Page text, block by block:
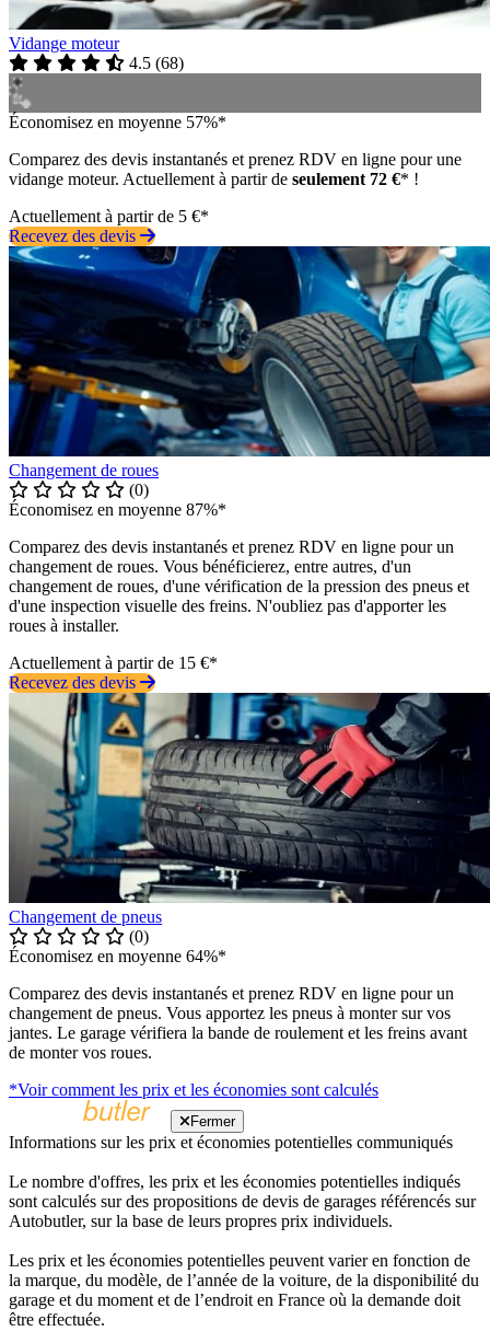
Vidange moteur
4.5 (68)
Économisez en moyenne 57%*
Comparez des devis instantanés et prenez RDV en ligne pour une
vidange moteur. Actuellement à partir de seulement 72 €* !
Actuellement à partir de 5 €*
Recevez des devis
Changement de roues
(0)
Économisez en moyenne 87%*
Comparez des devis instantanés et prenez RDV en ligne pour un
changement de roues. Vous bénéficierez, entre autres, d'un
changement de roues, d'une vérification de la pression des pneus et
d'une inspection visuelle des freins. N'oubliez pas d'apporter les
roues à installer.
Actuellement à partir de 15 €*
Recevez des devis
Changement de pneus
(0)
Économisez en moyenne 64%*
Comparez des devis instantanés et prenez RDV en ligne pour un
changement de pneus. Vous apportez les pneus à monter sur vos
jantes. Le garage vérifiera la bande de roulement et les freins avant
de monter vos roues.
*Voir comment les prix et les économies sont calculés
Fermer
Informations sur les prix et économies potentielles communiqués
Le nombre d'offres, les prix et les économies potentielles indiqués
sont calculés sur des propositions de devis de garages référencés sur
Autobutler, sur la base de leurs propres prix individuels.
Les prix et les économies potentielles peuvent varier en fonction de
la marque, du modèle, de l’année de la voiture, de la disponibilité du
garage et du moment et de l’endroit en France où la demande doit
être effectuée.